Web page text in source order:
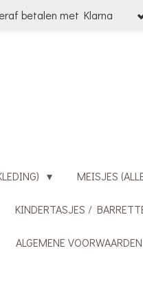
betalen met Klarna
MEISJES
KINDERTASJES /
ALGEMENE VOORWAARDEN